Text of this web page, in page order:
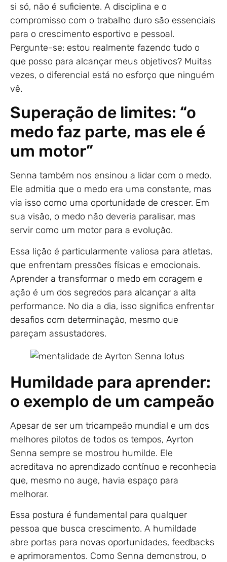
si só, não é suficiente. A disciplina e o
compromisso com o trabalho duro são essenciais
para o crescimento esportivo e pessoal.
Pergunte-se: estou realmente fazendo tudo o
que posso para alcançar meus objetivos? Muitas
vezes, o diferencial está no esforço que ninguém
vê.
Superação de limites: “o
medo faz parte, mas ele é
um motor”
Senna também nos ensinou a lidar com o medo.
Ele admitia que o medo era uma constante, mas
via isso como uma oportunidade de crescer. Em
sua visão, o medo não deveria paralisar, mas
servir como um motor para a evolução.
Essa lição é particularmente valiosa para atletas,
que enfrentam pressões físicas e emocionais.
Aprender a transformar o medo em coragem e
ação é um dos segredos para alcançar a alta
performance. No dia a dia, isso significa enfrentar
desafios com determinação, mesmo que
pareçam assustadores.
Humildade para aprender:
o exemplo de um campeão
Apesar de ser um tricampeão mundial e um dos
melhores pilotos de todos os tempos, Ayrton
Senna sempre se mostrou humilde. Ele
acreditava no aprendizado contínuo e reconhecia
que, mesmo no auge, havia espaço para
melhorar.
Essa postura é fundamental para qualquer
pessoa que busca crescimento. A humildade
abre portas para novas oportunidades, feedbacks
e aprimoramentos. Como Senna demonstrou, o